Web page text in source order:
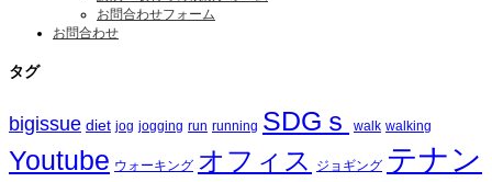
お問合わせフォーム
お問合わせ
タグ
bigissue diet jog jogging run running SDGｓ walk walking
Youtube ウォーキング オフィス ジョギング テナン